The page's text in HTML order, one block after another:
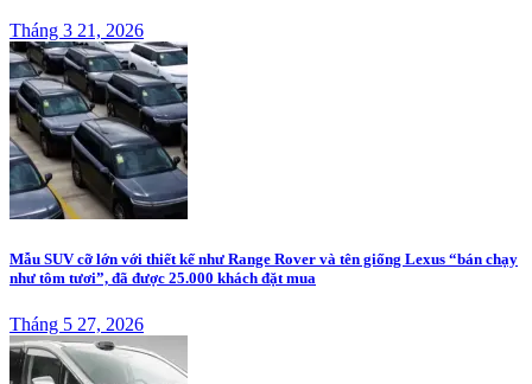
Tháng 3 21, 2026
Mẫu SUV cỡ lớn với thiết kế như Range Rover và tên giống Lexus “bán chạy
như tôm tươi”, đã được 25.000 khách đặt mua
Tháng 5 27, 2026